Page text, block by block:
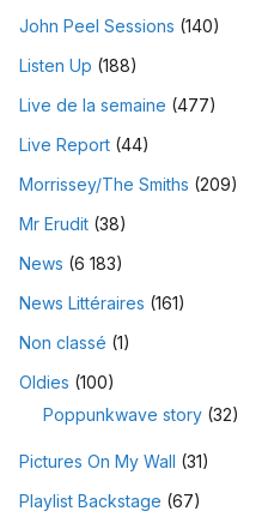
John Peel Sessions (140)
Listen Up (188)
Live de la semaine (477)
Live Report (44)
Morrissey/The Smiths (209)
Mr Erudit (38)
News (6 183)
News Littéraires (161)
Non classé (1)
Oldies (100)
Poppunkwave story (32)
Pictures On My Wall (31)
Playlist Backstage (67)